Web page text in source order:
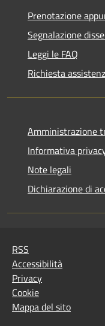
Prenotazione
Segnalazione
Leggi le FAQ
Richiesta
Amministrazione
Informativa
Note legali
Dichiarazione di
RSS
Accessibilità
Privacy
Cookie
Mappa del sito